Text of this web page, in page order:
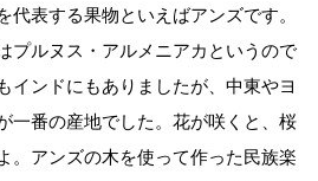
代表する果物といえばアンズです。
プルヌス・アルメニアカというので
インドにもありましたが、中東やヨ
一番の産地でした。花が咲くと、桜
。アンズの木を使って作った民族楽